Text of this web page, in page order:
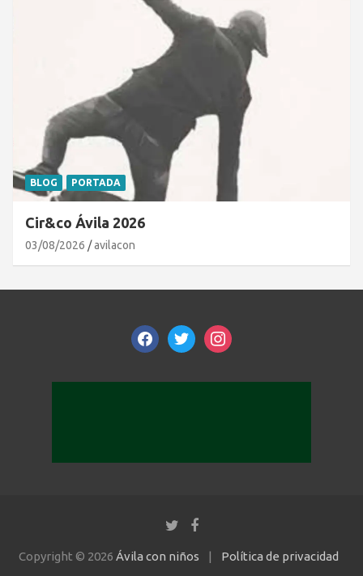
BLOG PORTADA
Cir&co Ávila 2026
03/08/2026 avilacon
facebooktwitterinstagram
Copyright © 2026 Ávila con niños Política de privacidad